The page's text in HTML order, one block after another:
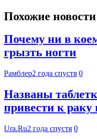
Похожие новости
Почему ни в
грызть ногти
Рамблер2 года спустя 0
Названы
привести к раку
Ura.Ru2 года спустя 0